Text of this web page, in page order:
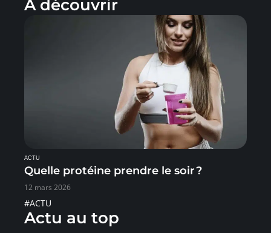
À découvrir
ACTU
Quelle protéine prendre le soir ?
12 mars 2026
#ACTU
Actu au top